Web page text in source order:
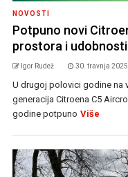
NOVOSTI
Potpuno novi
prostora i udobnosti
Igor Rudež 30. travnja 2025.
U drugoj polovici godine na
generacija Citroena C5
godine potpuno Više